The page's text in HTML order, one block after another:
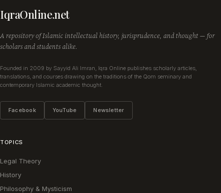
IqraOnline.net
A repository of Islamic intellectual history, jurisprudence, and thought — for
scholars and students alike.
Founded in 2009 by Sayyid Ali Imran, Iqra Online publishes scholarly articles,
translations, and courses drawing on the traditions of the Qom seminary and
contemporary Islamic academic thought.
Facebook YouTube Newsletter
TOPICS
Legal Theory
History
Philosophy & Mysticism